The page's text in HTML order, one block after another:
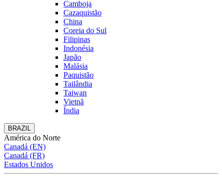
Camboja
Cazaquistão
China
Coreia do Sul
Filipinas
Indonésia
Japão
Malásia
Paquistão
Tailândia
Taiwan
Vietnã
Índia
BRAZIL
América do Norte
Canadá (EN)
Canadá (FR)
Estados Unidos